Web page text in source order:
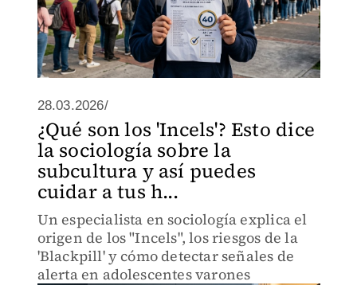
28.03.2026/
¿Qué son los 'Incels'? Esto dice
la sociología sobre la
subcultura y así puedes
cuidar a tus h...
Un especialista en sociología explica el
origen de los "Incels", los riesgos de la
'Blackpill' y cómo detectar señales de
alerta en adolescentes varones